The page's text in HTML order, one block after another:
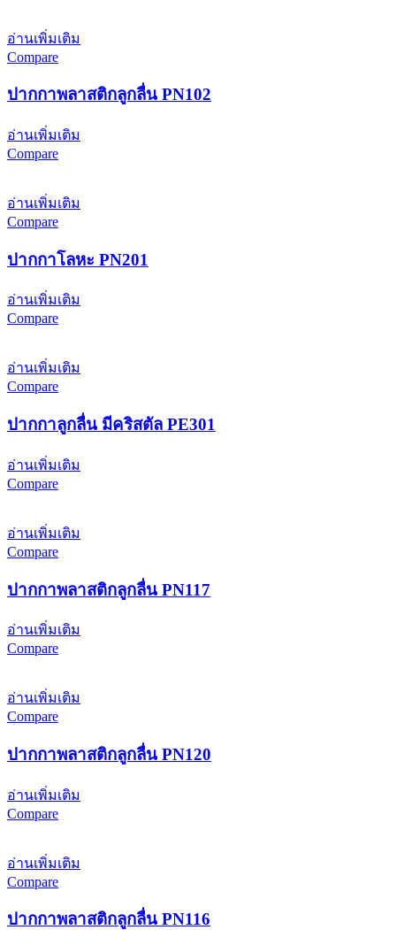
อ่านเพิ่มเติม
Compare
ปากกาพลาสติกลูกลื่น PN102
อ่านเพิ่มเติม
Compare
อ่านเพิ่มเติม
Compare
ปากกาโลหะ PN201
อ่านเพิ่มเติม
Compare
อ่านเพิ่มเติม
Compare
ปากกาลูกลื่น มีคริสตัล PE301
อ่านเพิ่มเติม
Compare
อ่านเพิ่มเติม
Compare
ปากกาพลาสติกลูกลื่น PN117
อ่านเพิ่มเติม
Compare
อ่านเพิ่มเติม
Compare
ปากกาพลาสติกลูกลื่น PN120
อ่านเพิ่มเติม
Compare
อ่านเพิ่มเติม
Compare
ปากกาพลาสติกลูกลื่น PN116